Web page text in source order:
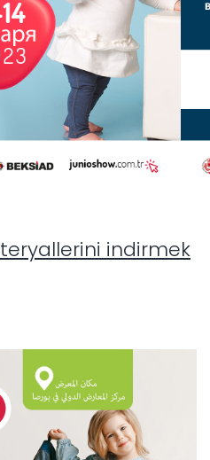
indirmek